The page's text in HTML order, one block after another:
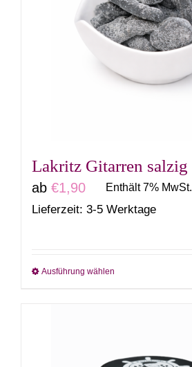
auf.
Die
Optionen
können
werden
Lakritz Gitarren salzig
ab €1,90 Enthält 7% MwSt.
Lieferzeit: 3-5 Werktage
Ausführung wählen
Varianten